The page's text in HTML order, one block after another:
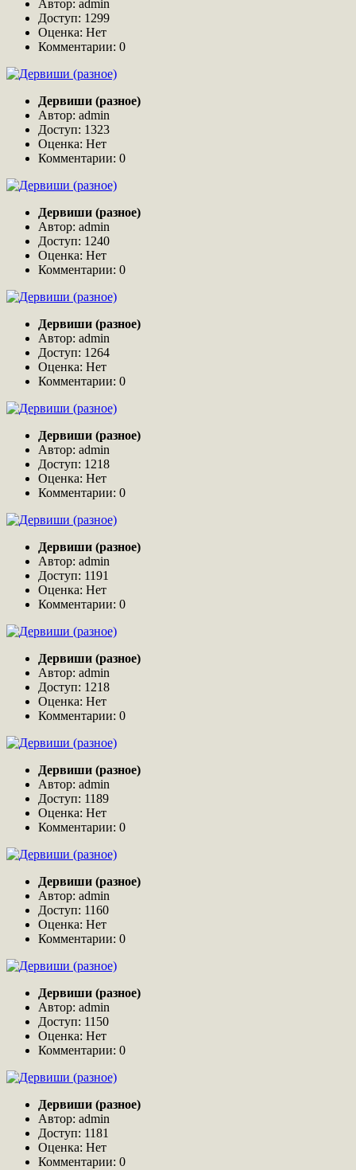
Автор: admin
Доступ: 1299
Оценка: Нет
Комментарии: 0
Дервиши (разное)
Автор: admin
Доступ: 1323
Оценка: Нет
Комментарии: 0
Дервиши (разное)
Автор: admin
Доступ: 1240
Оценка: Нет
Комментарии: 0
Дервиши (разное)
Автор: admin
Доступ: 1264
Оценка: Нет
Комментарии: 0
Дервиши (разное)
Автор: admin
Доступ: 1218
Оценка: Нет
Комментарии: 0
Дервиши (разное)
Автор: admin
Доступ: 1191
Оценка: Нет
Комментарии: 0
Дервиши (разное)
Автор: admin
Доступ: 1218
Оценка: Нет
Комментарии: 0
Дервиши (разное)
Автор: admin
Доступ: 1189
Оценка: Нет
Комментарии: 0
Дервиши (разное)
Автор: admin
Доступ: 1160
Оценка: Нет
Комментарии: 0
Дервиши (разное)
Автор: admin
Доступ: 1150
Оценка: Нет
Комментарии: 0
Дервиши (разное)
Автор: admin
Доступ: 1181
Оценка: Нет
Комментарии: 0